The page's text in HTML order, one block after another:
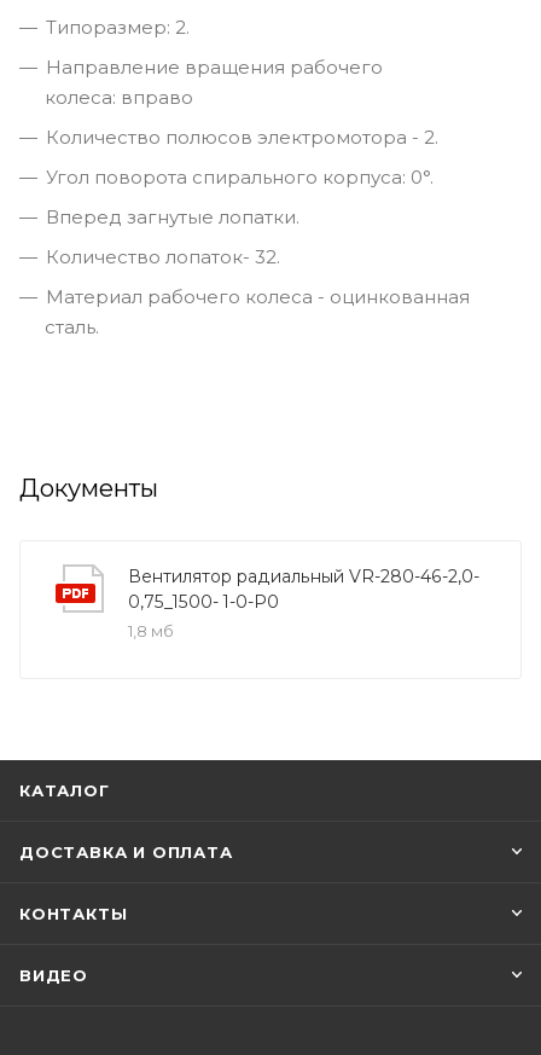
Типоразмер: 2.
Направление вращения рабочего
колеса: вправо
Количество полюсов электромотора - 2.
Угол поворота спирального корпуса: 0°.
Вперед загнутые лопатки.
Количество лопаток- 32.
Материал рабочего колеса - оцинкованная
сталь.
Документы
Вентилятор радиальный VR-280-46-2,0-
0,75_1500- 1-0-P0
1,8 мб
КАТАЛОГ
ДОСТАВКА И ОПЛАТА
КОНТАКТЫ
ВИДЕО